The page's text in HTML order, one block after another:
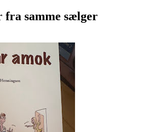
fra samme sælger